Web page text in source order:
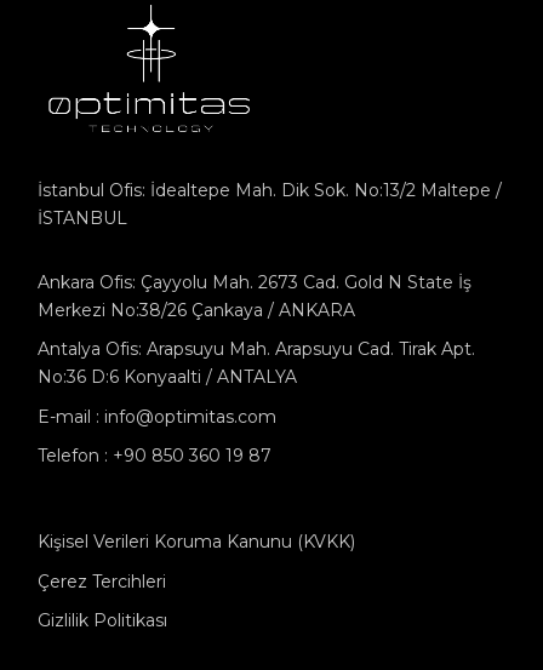
İstanbul Ofis: İdealtepe Mah. Dik Sok. No:13/2 Maltepe /
İSTANBUL
Ankara Ofis: Çayyolu Mah. 2673 Cad. Gold N State İş
Merkezi No:38/26 Çankaya / ANKARA
Antalya Ofis: Arapsuyu Mah. Arapsuyu Cad. Tirak Apt.
No:36 D:6 Konyaalti / ANTALYA
E-mail : info@optimitas.com
Telefon : +90 850 360 19 87
Kişisel Verileri Koruma Kanunu (KVKK)
Çerez Tercihleri
Gizlilik Politikası